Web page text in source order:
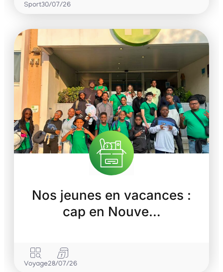
Sport30/07/26
Nos jeunes en vacances :
cap en Nouve…
Voyage28/07/26